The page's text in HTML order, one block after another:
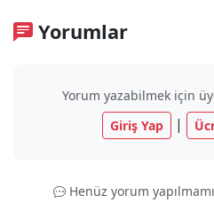
Yorumlar
Yorum yazabilmek için
Giriş Yap
|
Henüz yorum